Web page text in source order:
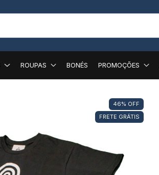
ROUPAS BONÉS PROMOÇÕES
46% OFF
FRETE GRÁTIS